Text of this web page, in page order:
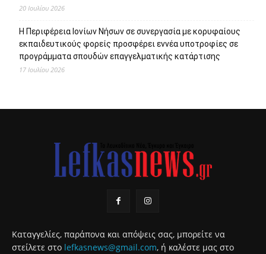
20 Ιουλίου 2026
Η Περιφέρεια Ιονίων Νήσων σε συνεργασία με κορυφαίους
εκπαιδευτικούς φορείς προσφέρει εννέα υποτροφίες σε
προγράμματα σπουδών επαγγελματικής κατάρτισης
17 Ιουλίου 2026
Καταγγελίες, παράπονα και απόψεις σας, μπορείτε να
στείλετε στο lefkasnews@gmail.com, ή καλέστε μας στο